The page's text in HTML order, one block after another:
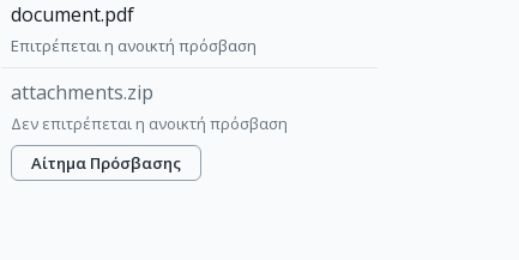
document.pdf
Επιτρέπεται η ανοικτή πρόσβαση
attachments.zip
Δεν επιτρέπεται η ανοικτή πρόσβαση
Αίτημα Πρόσβασης